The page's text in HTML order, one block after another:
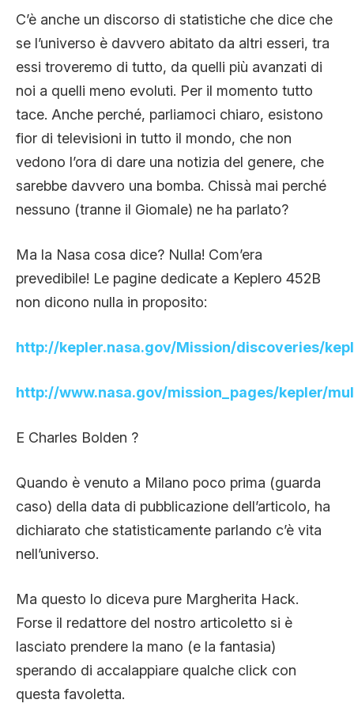
C’è anche un discorso di statistiche che dice che
se l’universo è davvero abitato da altri esseri, tra
essi troveremo di tutto, da quelli più avanzati di
noi a quelli meno evoluti. Per il momento tutto
tace. Anche perché, parliamoci chiaro, esistono
fior di televisioni in tutto il mondo, che non
vedono l’ora di dare una notizia del genere, che
sarebbe davvero una bomba. Chissà mai perché
nessuno (tranne il Giomale) ne ha parlato?
Ma la Nasa cosa dice? Nulla! Com’era
prevedibile! Le pagine dedicate a Keplero 452B
non dicono nulla in proposito:
http://kepler.nasa.gov/Mission/discoveries/
http://www.nasa.gov/mission_pages/kepler/
E Charles Bolden ?
Quando è venuto a Milano poco prima (guarda
caso) della data di pubblicazione dell’articolo, ha
dichiarato che statisticamente parlando c’è vita
nell’universo.
Ma questo lo diceva pure Margherita Hack.
Forse il redattore del nostro articoletto si è
lasciato prendere la mano (e la fantasia)
sperando di accalappiare qualche click con
questa favoletta.